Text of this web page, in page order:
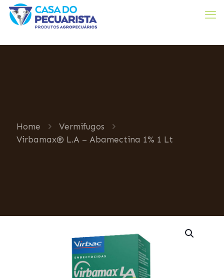
Home
Vermifugos
Virbamax® L.A – Abamectina 1% 1 Lt